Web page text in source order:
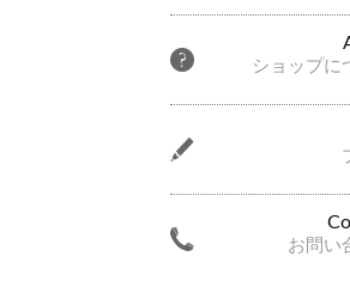
ショップに
お問い